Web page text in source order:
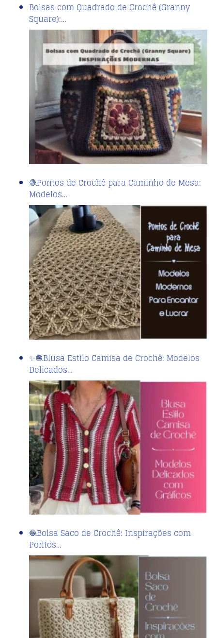
Bolsas com Quadrado de Crochê (Granny
Square):…
🧶Pontos de Crochê para Caminho de Mesa:
Modelos…
✨🧶Blusa Estilo Camisa de Crochê: Modelos
Delicados…
🧶Bolsa Saco de Crochê: Inspirações com
Pontos…